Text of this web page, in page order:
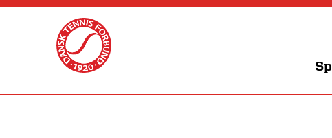
Skip